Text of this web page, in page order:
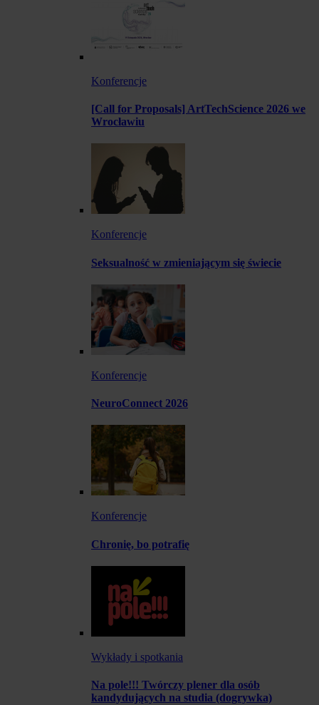
Konferencje
[Call for Proposals] ArtTechScience 2026 we
Wrocławiu
Konferencje
Seksualność w zmieniającym się świecie
Konferencje
NeuroConnect 2026
Konferencje
Chronię, bo potrafię
Wykłady i spotkania
Na pole!!! Twórczy plener dla osób
kandydujących na studia (dogrywka)